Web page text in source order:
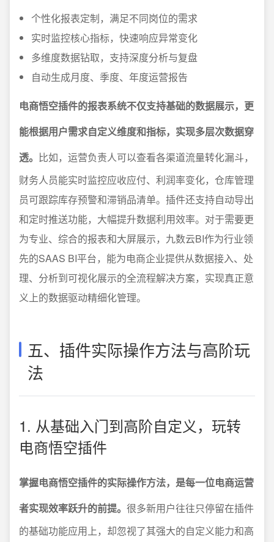
个性化报表定制，满足不同岗位的需求
实时监控核心指标，快速响应异常变化
多维度数据钻取，支持深度分析与复盘
自动生成月度、季度、年度运营报告
电商悟空插件的报表系统不仅支持基础的数据展示，更
能根据用户需求自定义维度和指标，实现多层次数据穿
透。 比如，运营负责人可以查看各渠道流量转化漏斗，
财务人员能实时监控应收应付、利润率变化，仓库管理
员可跟踪库存预警和滞销品清单。插件还支持自动导出
和定时推送功能，大幅提升数据利用效率。对于需要更
为专业、综合的报表和大屏展示，九数云BI作为行业领
先的SAAS BI平台，能为电商企业提供从数据接入、处
理、分析到可视化展示的全流程解决方案，实现真正意
义上的数据驱动精细化管理。
五、插件实际操作方法与高阶玩
法
1. 从基础入门到高阶自定义，玩转
电商悟空插件
掌握电商悟空插件的实际操作方法，是每一位电商运营
者实现效率跃升的前提。 很多新用户往往只停留在插件
的基础功能应用上，却忽视了其强大的自定义能力和高